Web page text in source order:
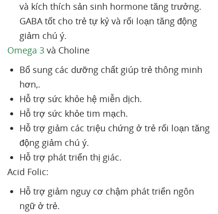
và kích thích sản sinh hormone tăng trưởng.
GABA tốt cho trẻ tự kỷ và rối loạn tăng động
giảm chú ý.
Omega 3 và Choline
Bổ sung các dưỡng chất giúp trẻ thông minh
hơn,.
Hỗ trợ sức khỏe hệ miễn dịch.
Hỗ trợ sức khỏe tim mạch.
Hỗ trợ giảm các triệu chứng ở trẻ rối loạn tăng
động giảm chú ý.
Hỗ trợ phát triển thị giác.
Acid Folic:
Hỗ trợ giảm nguy cơ chậm phát triển ngôn
ngữ ở trẻ.